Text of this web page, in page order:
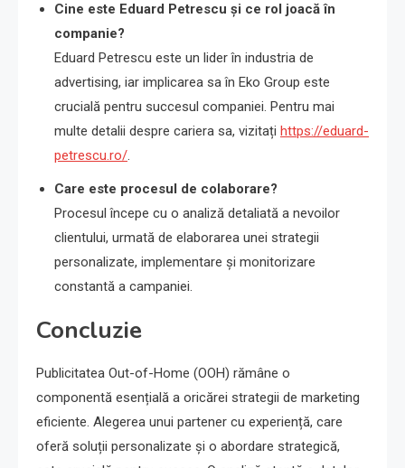
Cine este Eduard Petrescu și ce rol joacă în
companie?
Eduard Petrescu este un lider în industria de
advertising, iar implicarea sa în Eko Group este
crucială pentru succesul companiei. Pentru mai
multe detalii despre cariera sa, vizitați https://eduard-
petrescu.ro/.
Care este procesul de colaborare?
Procesul începe cu o analiză detaliată a nevoilor
clientului, urmată de elaborarea unei strategii
personalizate, implementare și monitorizare
constantă a campaniei.
Concluzie
Publicitatea Out-of-Home (OOH) rămâne o
componentă esențială a oricărei strategii de marketing
eficiente. Alegerea unui partener cu experiență, care
oferă soluții personalizate și o abordare strategică,